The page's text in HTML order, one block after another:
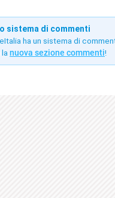
sistema di commenti
ha un sistema di
nuova sezione commenti!